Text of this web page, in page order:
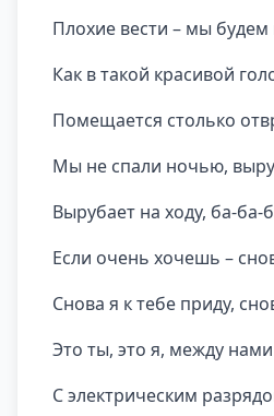
Плохие вести – мы будем
Как в такой красивой
Помещается столько
Мы не спали ночью,
Вырубает на ходу, ба-ба-
Если очень хочешь –
Снова я к тебе приду,
Это ты, это я, между
С электрическим